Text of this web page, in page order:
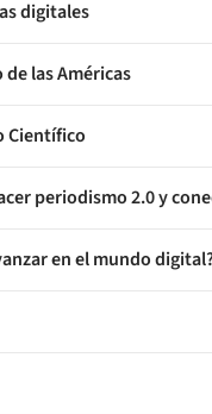
digitales
las Américas
Científico
periodismo 2.0 y
en el mundo